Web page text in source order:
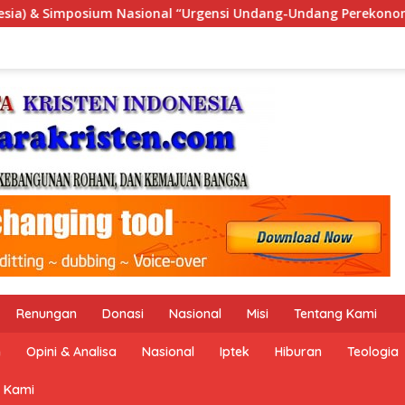
Perekonomian Nasional dan Kesejahteraan Sosial dalam
Renungan Donasi Nasional Misi Tentang Kami
Opini & Analisa Nasional Iptek Hiburan Teologia
Kami